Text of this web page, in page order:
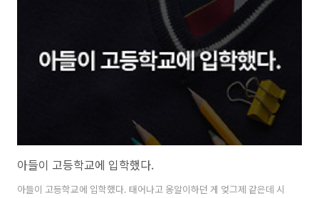
는 않다. TV 리모컨은 사용하고 항상 같은 자리에 두면 되는데, 사용한 뒤
에 제자리에 놓아두지 않아서 매일 찾는 게 일이 될 수도 있다. 얼마나 이
런 일들이 비일비재하면 KT의 기가 지니 리모컨의 경우 음성으로..
아들이 고등학교에 입학했다.
아들이 고등학교에 입학했다. 태어나고 옹알이하던 게 엊그제 같은데 시